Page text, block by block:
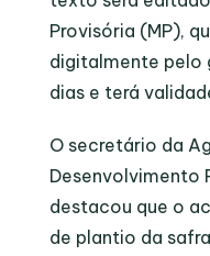
Provisória (MP),
digitalmente pelo
dias e terá
O secretário da
Desenvolvimento
destacou que o
de plantio da